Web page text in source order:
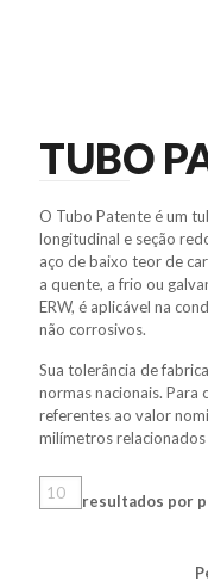
TUBO
O Tubo Patente é um
longitudinal e seção
aço de baixo teor de
a quente, a frio ou
ERW, é aplicável na
não corrosivos.
Sua tolerância de
normas nacionais. Para
referentes ao valor
milímetros
resultados por